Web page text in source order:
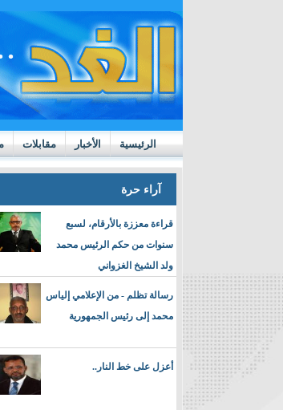
الرئيسية الأخبار مقابلات
watch?v=GN10qW4W4hQ
آراء حرة
قراءة معززة بالأرقام، لسبع
سنوات من حكم الرئيس محمد
ولد الشيخ الغزواني
رسالة تظلم - من الإعلامي إلياس
محمد إلى رئيس الجمهورية
أعزل على خط النار..